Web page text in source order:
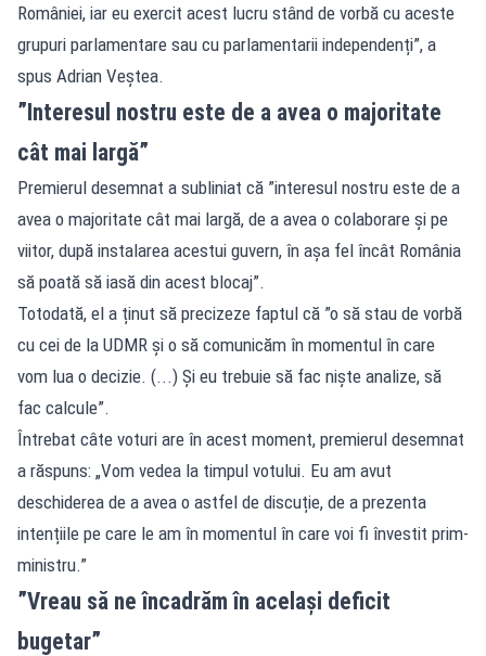
României, iar eu exercit acest lucru stând de vorbă cu aceste
grupuri parlamentare sau cu parlamentarii independenți”, a
spus Adrian Veștea.
”Interesul nostru este de a avea o majoritate
cât mai largă”
Premierul desemnat a subliniat că ”interesul nostru este de a
avea o majoritate cât mai largă, de a avea o colaborare și pe
viitor, după instalarea acestui guvern, în așa fel încât România
să poată să iasă din acest blocaj”.
Totodată, el a ținut să precizeze faptul că ”o să stau de vorbă
cu cei de la UDMR și o să comunicăm în momentul în care
vom lua o decizie. (...) Și eu trebuie să fac niște analize, să
fac calcule”.
Întrebat câte voturi are în acest moment, premierul desemnat
a răspuns: „Vom vedea la timpul votului. Eu am avut
deschiderea de a avea o astfel de discuție, de a prezenta
intențiile pe care le am în momentul în care voi fi învestit prim-
ministru.”
”Vreau să ne încadrăm în același deficit
bugetar”